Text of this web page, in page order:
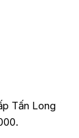
Tấn Long